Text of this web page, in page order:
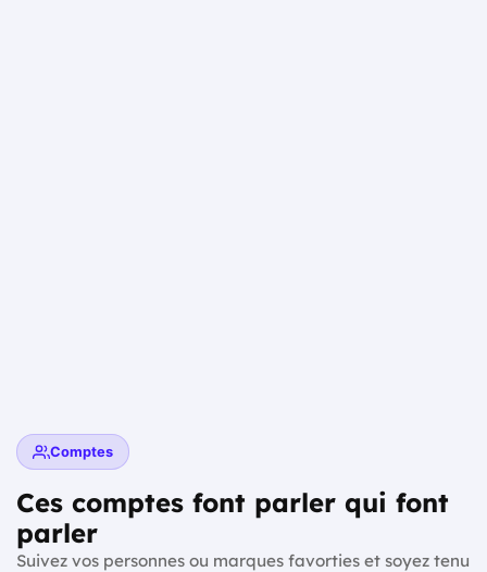
Comptes
Ces comptes font parler qui font
parler
Suivez vos personnes ou marques favorties et soyez tenu